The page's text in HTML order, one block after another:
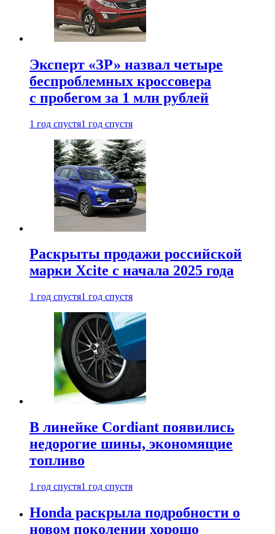
Эксперт «ЗР» назвал четыре
беспроблемных кроссовера
с пробегом за 1 млн рублей
1 год спустя1 год спустя
Раскрыты продажи российской
марки Xcite с начала 2025 года
1 год спустя1 год спустя
В линейке Cordiant появились
недорогие шины, экономящие
топливо
1 год спустя1 год спустя
Honda раскрыла подробности о
новом поколении хорошо